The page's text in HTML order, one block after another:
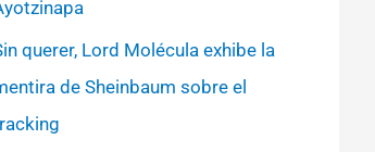
querer, Lord Molécula exhibe la
de Sheinbaum sobre el